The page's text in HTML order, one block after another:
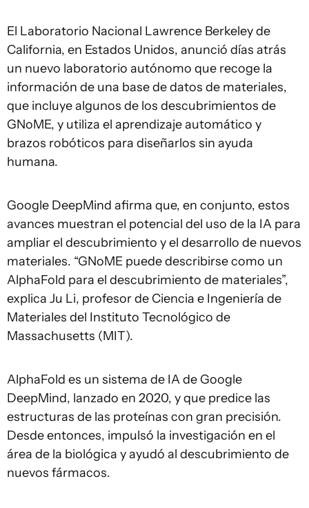
El Laboratorio Nacional Lawrence Berkeley de
California, en Estados Unidos, anunció días atrás
un nuevo laboratorio autónomo que recoge la
información de una base de datos de materiales,
que incluye algunos de los descubrimientos de
GNoME, y utiliza el aprendizaje automático y
brazos robóticos para diseñarlos sin ayuda
humana.
Google DeepMind afirma que, en conjunto, estos
avances muestran el potencial del uso de la IA para
ampliar el descubrimiento y el desarrollo de nuevos
materiales. “GNoME puede describirse como un
AlphaFold para el descubrimiento de materiales”,
explica Ju Li, profesor de Ciencia e Ingeniería de
Materiales del Instituto Tecnológico de
Massachusetts (MIT).
AlphaFold es un sistema de IA de Google
DeepMind, lanzado en 2020, y que predice las
estructuras de las proteínas con gran precisión.
Desde entonces, impulsó la investigación en el
área de la biológica y ayudó al descubrimiento de
nuevos fármacos.